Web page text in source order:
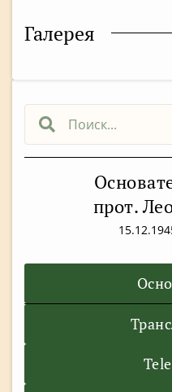
прот.
Галерея